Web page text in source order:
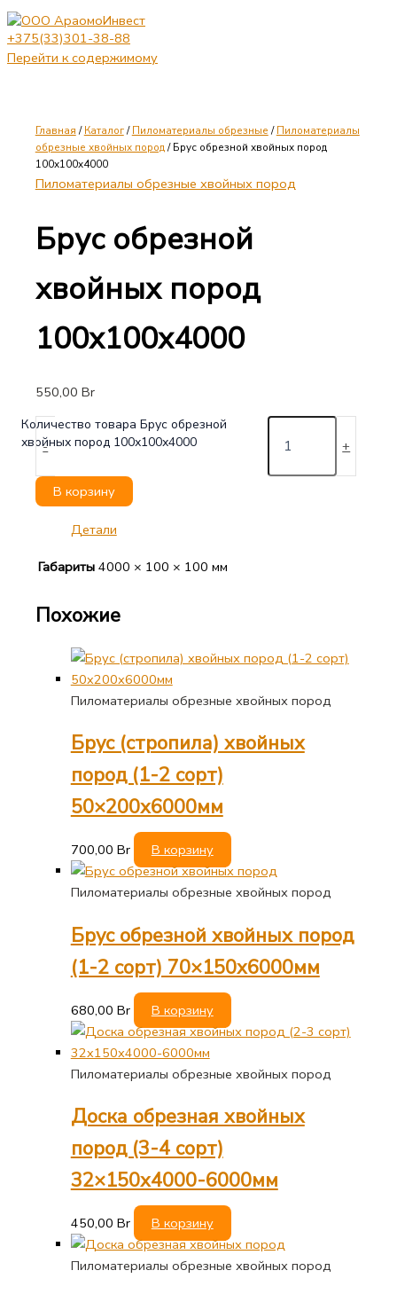
+375(33)301-38-88
Перейти к содержимому
Главная /Каталог/Пиломатериалы обрезные /Пиломатериалы
обрезные хвойных пород/ Брус обрезной хвойных пород
100х100х4000
Пиломатериалы обрезные хвойных пород
Брус обрезной
хвойных пород
100х100х4000
550,00 Br
-
Количество товара Брус обрезной
хвойных пород 100х100х4000
+
В корзину
Детали
Габариты 4000 × 100 × 100 мм
Похожие
Пиломатериалы обрезные хвойных пород
Брус (стропила) хвойных
пород (1-2 сорт)
50×200х6000мм
700,00 Br В корзину
Пиломатериалы обрезные хвойных пород
Брус обрезной хвойных пород
(1-2 сорт) 70×150х6000мм
680,00 Br В корзину
Пиломатериалы обрезные хвойных пород
Доска обрезная хвойных
пород (3-4 сорт)
32×150х4000-6000мм
450,00 Br В корзину
Пиломатериалы обрезные хвойных пород